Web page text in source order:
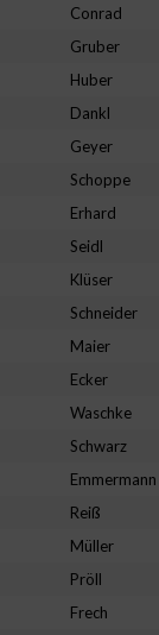
Conrad
Gruber
Huber
Dankl
Geyer
Schoppe
Erhard
Seidl
Klüser
Schneider
Maier
Ecker
Waschke
Schwarz
Emmermann
Reiß
Müller
Pröll
Frech
Personalisierung
Auswahl
der Angebote
zur Auswahl